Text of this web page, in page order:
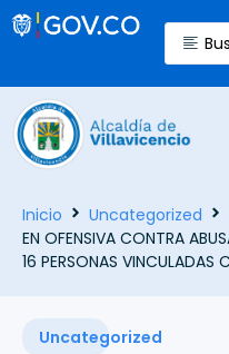
Inicio
Uncategorized
EN OFENSIVA CONTRA
16 PERSONAS VINCULADAS
Uncategorized